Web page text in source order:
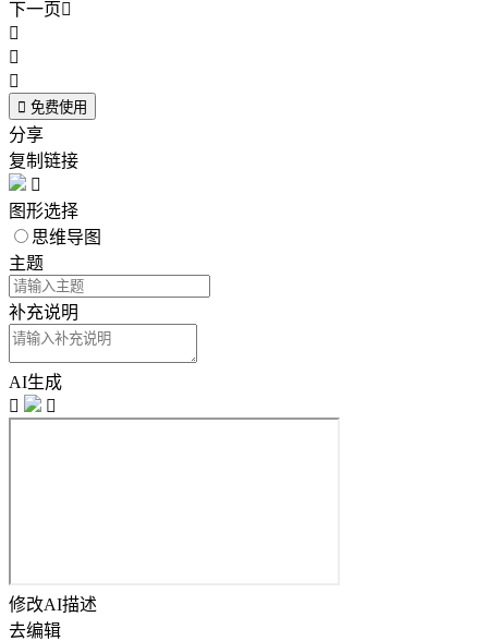
下一页



 免费使用
分享
复制链接

图形选择
思维导图
主题
补充说明
AI生成


修改AI描述
去编辑